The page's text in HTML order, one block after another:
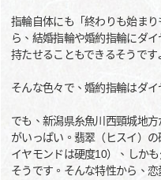
指輪自体にも「終わりも始ま
ら、結婚指輪や婚約指輪にダ
持たせることもできるそうです
そんな色々で、婚約指輪はダイ
でも、新潟県糸魚川西頸城地
がいっぱい。翡翠（ヒスイ）
イヤモンドは硬度10）、しか
そうです。そんな特性から、